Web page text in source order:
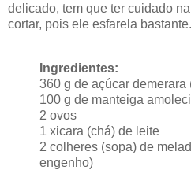
delicado, tem que ter cuidado
cortar, pois ele esfarela bastante.
Ingredientes:
360 g de açúcar demerara
100 g de manteiga
2 ovos
1 xicara (chá) de leite
2 colheres (sopa) de
engenho)